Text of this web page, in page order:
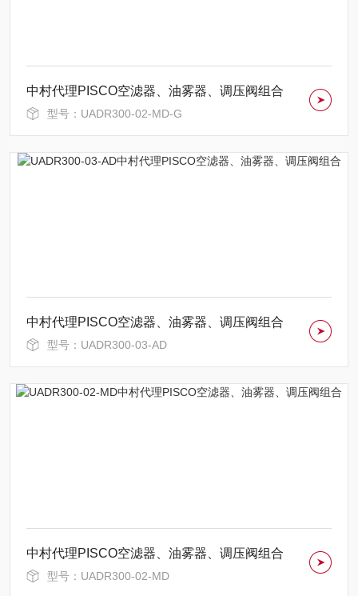
中村代理PISCO空滤器、油雾器、调压阀组合
型号：UADR300-02-MD-G
中村代理PISCO空滤器、油雾器、调压阀组合
型号：UADR300-03-AD
中村代理PISCO空滤器、油雾器、调压阀组合
型号：UADR300-02-MD